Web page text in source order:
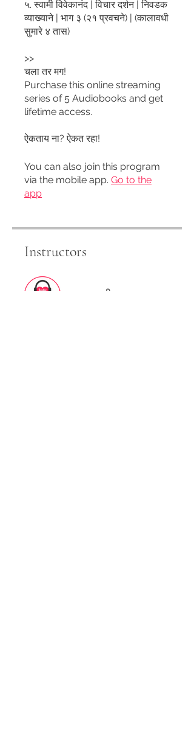
५. स्वामी विवेकानंद | विचार दर्शन | निवडक
व्याख्याने | भाग ३ (२१ प्रवचने) | (कालावधी
सुमारे ४ तास)
>>
चला तर मग!
Purchase this online streaming
series of 5 Audiobooks and get
lifetime access.
ऐकताय ना? ऐकत रहा!
You can also join this program
via the mobile app. Go to the
app
Instructors
पुस्तकवाणी